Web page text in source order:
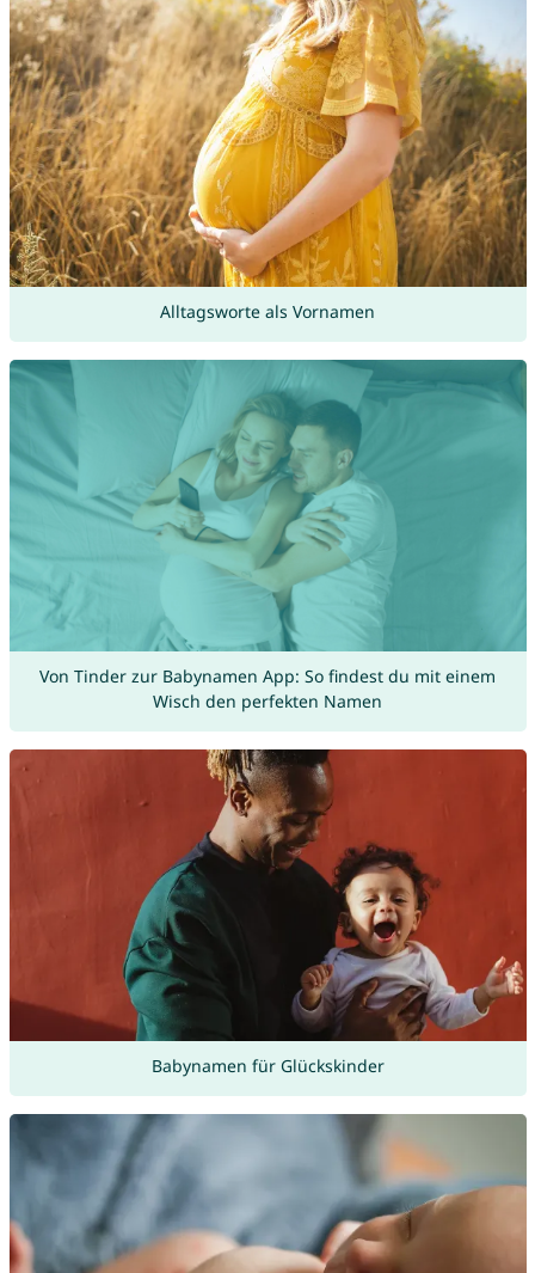
Alltagsworte als Vornamen
Von Tinder zur Babynamen App: So findest du mit einem
Wisch den perfekten Namen
Babynamen für Glückskinder